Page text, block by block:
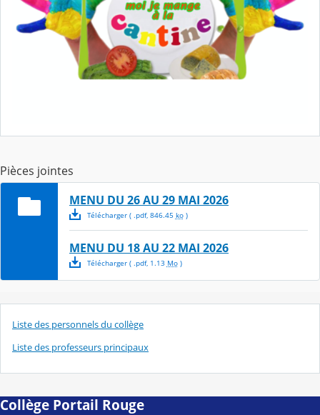
Pièces jointes
MENU DU 26 AU 29 MAI 2026
Télécharger( .pdf, 846.45 ko)
MENU DU 18 AU 22 MAI 2026
Télécharger( .pdf, 1.13 Mo)
Liste des personnels du collège
Liste des professeurs principaux
Collège Portail Rouge